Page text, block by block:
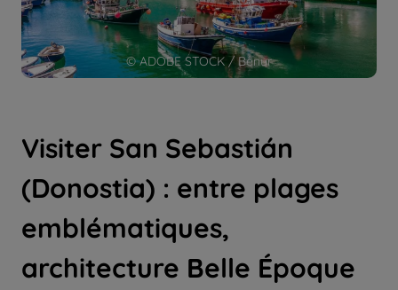
© ADOBE STOCK / Benur
Visiter San Sebastián
(Donostia) : entre plages
emblématiques,
architecture Belle Époque